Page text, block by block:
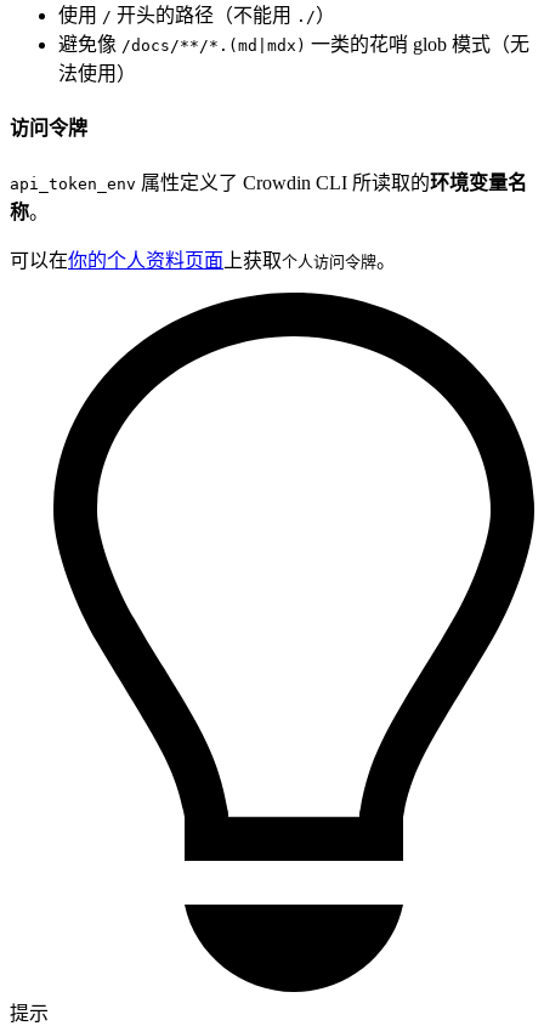
使用 / 开头的路径（不能用 ./）
避免像 /docs/**/*.(md|mdx) 一类的花哨 glob 模式（无
法使用）
访问令牌
api_token_env 属性定义了 Crowdin CLI 所读取的环境变量名
称。
可以在你的个人资料页面 上获取个人访问令牌。
提示